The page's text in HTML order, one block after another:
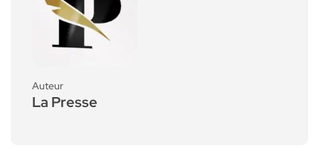
Auteur
La Presse